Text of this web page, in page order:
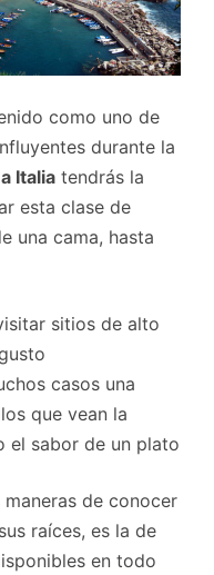
como uno de
durante la
Italia tendrás la
esta clase de
una cama, hasta
sitios de alto
casos una
que vean la
el sabor de un plato
de conocer
raíces, es la de
en todo